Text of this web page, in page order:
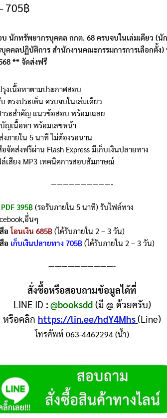
ง
705฿
บ นักทรัพยากรบุคคล กกต. 68ครบจบในเล่มเดียว (นัก
คคลปฏิบัติการ สำนักงานคณะกรรมการการเลือกตั้ง)
** จัดส่งฟรี
งเนื้อหาตามประกาศสอบ
ตรงประเด็น ครบจบในเล่มเดียว
าระสำคัญ แนวข้อสอบ พร้อมเฉลย
บัญเนื้อหา พร้อมเลขหน้า
งภายใน 5 นาที ไม่ต้องรอนาน
จัดส่งฟรีผ่าน Flash Express มีเก็บเงินปลายทาง
ล์เสียง MP3 เทคนิคการสอบสัมภาษณ์
——————————-
PDF 395฿ (รอรับภายใน 5 นาที) รับไฟล์ทาง
อื่นๆ
อโอนเงิน 685฿ (ได้รับภายใน 2 – 3 วัน)
อ เก็บเงินปลายทาง 705฿ (ได้รับภายใน 2 – 3 วัน)
——————————-
สั่งซื้อหรือสอบถามข้อมูลได้ที่
LINE ID : @booksdd(มี @ ด้วยครับ)
หรือคลิก https://lin.ee/hdY4Mhs(Line)
โทรศัพท์ 063-4462294 (น้ำ)